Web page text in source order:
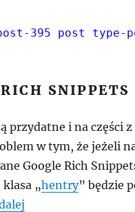
395 post type-
SNIPPETS
przydatne i na części
w tym, że jeżeli
Google Rich
„hentry” będzie
„Jak usunąć klasę